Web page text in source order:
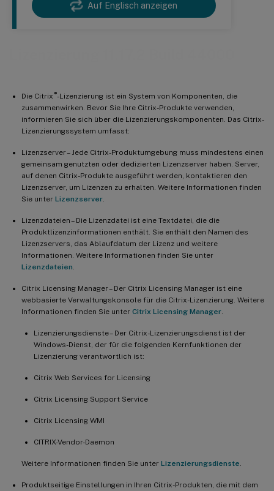
Auf Englisch anzeigen
Die Citrix ®-Lizenzierung ist ein System von Komponenten, die
zusammenwirken. Bevor Sie Ihre Citrix-Produkte verwenden,
informieren Sie sich über die Lizenzierungskomponenten. Das Citrix-
Lizenzierungssystem umfasst:
Lizenzserver – Jede Citrix-Produktumgebung muss mindestens einen
gemeinsam genutzten oder dedizierten Lizenzserver haben. Server,
auf denen Citrix-Produkte ausgeführt werden, kontaktieren den
Lizenzserver, um Lizenzen zu erhalten. Weitere Informationen finden
Sie unter Lizenzserver
Lizenzdateien – Die Lizenzdatei ist eine Textdatei, die die
Produktlizenzinformationen enthält. Sie enthält den Namen des
Lizenzservers, das Ablaufdatum der Lizenz und weitere
Informationen. Weitere Informationen finden Sie unter
Lizenzdateien
Citrix Licensing Manager – Der Citrix Licensing Manager ist eine
webbasierte Verwaltungskonsole für die Citrix-Lizenzierung. Weitere
Informationen finden Sie unter Citrix Licensing Manager
Lizenzierungsdienste – Der Citrix-Lizenzierungsdienst ist der
Windows-Dienst, der für die folgenden Kernfunktionen der
Lizenzierung verantwortlich ist:
Citrix Web Services for Licensing
Citrix Licensing Support Service
Citrix Licensing WMI
CITRIX-Vendor-Daemon
Weitere Informationen finden Sie unter Lizenzierungsdienste
Produktseitige Einstellungen in Ihren Citrix-Produkten, die mit dem